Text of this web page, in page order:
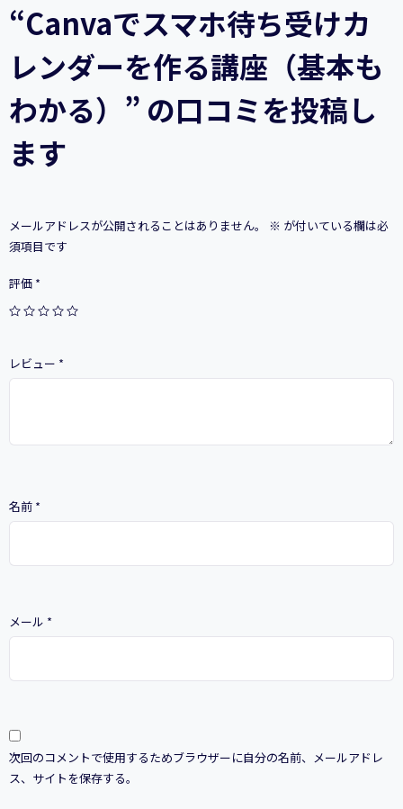
る
座
（基
も
わ
か
る）
“Canvaでスマホ待ち受けカ
レンダーを作る講座（基本も
わかる）” の口コミを投稿し
ます
メールアドレスが公開されることはありません。 ※ が付いている欄は必
須項目です
評価 *
レビュー *
名前 *
メール *
次回のコメントで使用するためブラウザーに自分の名前、メールアドレ
ス、サイトを保存する。